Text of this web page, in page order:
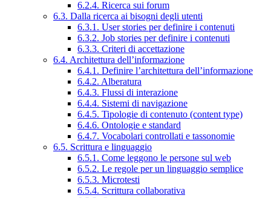
6.2.4. Ricerca sui forum
6.3. Dalla ricerca ai bisogni degli utenti
6.3.1. User stories per definire i contenuti
6.3.2. Job stories per definire i contenuti
6.3.3. Criteri di accettazione
6.4. Architettura dell’informazione
6.4.1. Definire l’architettura dell’informazione
6.4.2. Alberatura
6.4.3. Flussi di interazione
6.4.4. Sistemi di navigazione
6.4.5. Tipologie di contenuto (content type)
6.4.6. Ontologie e standard
6.4.7. Vocabolari controllati e tassonomie
6.5. Scrittura e linguaggio
6.5.1. Come leggono le persone sul web
6.5.2. Le regole per un linguaggio semplice
6.5.3. Microtesti
6.5.4. Scrittura collaborativa